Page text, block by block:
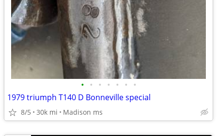
• • • • • • •
1979 triumph T140 D Bonneville special
8/5 30k mi Madison ms